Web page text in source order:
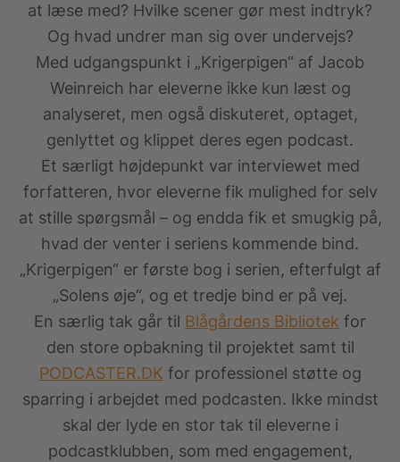
at læse med? Hvilke scener gør mest indtryk?
Og hvad undrer man sig over undervejs?
Med udgangspunkt i „Krigerpigen“ af Jacob
Weinreich har eleverne ikke kun læst og
analyseret, men også diskuteret, optaget,
genlyttet og klippet deres egen podcast.
Et særligt højdepunkt var interviewet med
forfatteren, hvor eleverne fik mulighed for selv
at stille spørgsmål – og endda fik et smugkig på,
hvad der venter i seriens kommende bind.
„Krigerpigen“ er første bog i serien, efterfulgt af
„Solens øje“, og et tredje bind er på vej.
En særlig tak går til Blågårdens Bibliotek for
den store opbakning til projektet samt til
PODCASTER.DK for professionel støtte og
sparring i arbejdet med podcasten. Ikke mindst
skal der lyde en stor tak til eleverne i
podcastklubben, som med engagement,